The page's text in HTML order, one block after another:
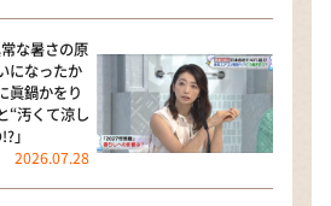
な暑さの原
になったか
眞鍋かをり
“汚くて涼し
」
2026.07.28